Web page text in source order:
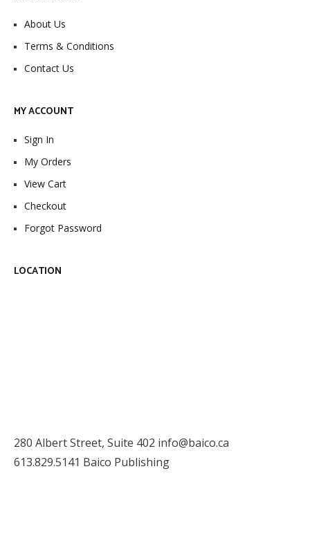
About Us
Terms & Conditions
Contact Us
MY ACCOUNT
Sign In
My Orders
View Cart
Checkout
Forgot Password
LOCATION
280 Albert Street, Suite 402 info@baico.ca
613.829.5141 Baico Publishing